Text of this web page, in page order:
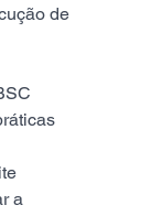
de
a